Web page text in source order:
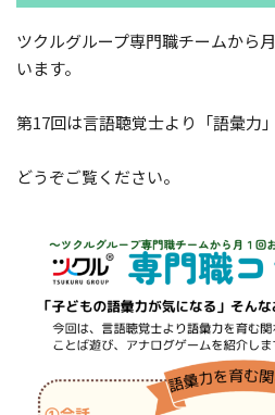
ツクルグループ専門職チームから
います。
第17回は言語聴覚士より「語彙力
どうぞご覧ください。